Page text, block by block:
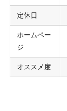
定休日
ホームペー
ジ
オススメ度